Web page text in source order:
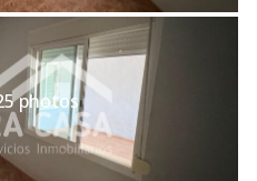
photos